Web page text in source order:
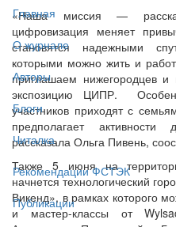
Главная
О журнале
Авторы
Блоги
Читалка
Рекомендации ФСТЭК
Публикации
«Наша миссия —
цифровизация меняет
становятся надежными
которыми можно жить и
приглашаем нижегородцев и
экспозицию ЦИПР.
участников приходят с
предполагает
рассказала Ольга Пивень,
Также 5 июня на
начнется технологический
Викенд», в рамках которого
и мастер-классы от